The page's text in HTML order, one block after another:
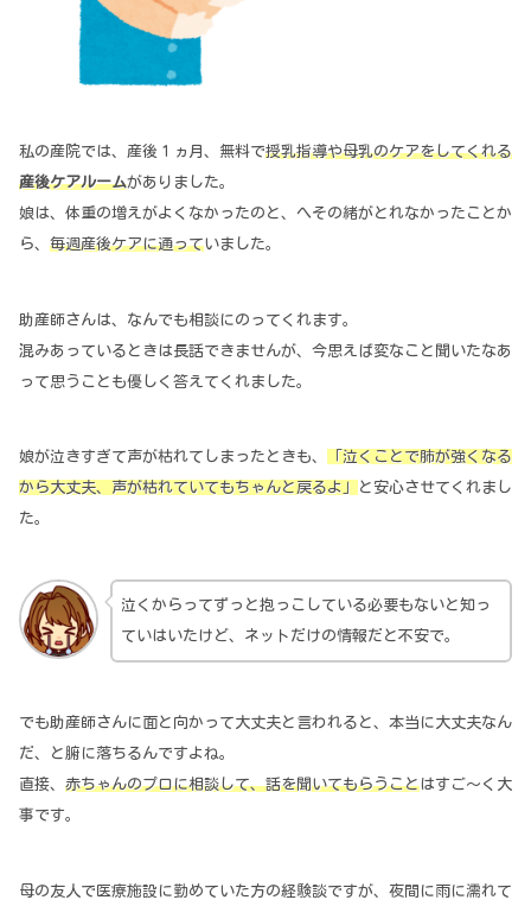
私の産院では、産後１ヵ月、無料で授乳指導や母乳のケアをしてくれる
産後ケアルームがありました。
娘は、体重の増えがよくなかったのと、へその緒がとれなかったことか
ら、 毎週産後ケアに通っていました。
助産師さんは、なんでも相談にのってくれます。
混みあっているときは長話できませんが、今思えば変なこと聞いたなあ
って思うことも優しく答えてくれました。
娘が泣きすぎて声が枯れてしまったときも、
「泣くことで肺が強くなる
から大丈夫、声が枯れていてもちゃんと戻るよ」
と安心させてくれまし
た。
泣くからってずっと抱っこしている必要もないと知っ
ていはいたけど、ネットだけの情報だと不安で。
でも助産師さんに面と向かって大丈夫と言われると、本当に大丈夫なん
だ、と腑に落ちるんですよね。
直接、 赤ちゃんのプロに相談して、話を聞いてもらうことはすご～く大
事です。
母の友人で医療施設に勤めていた方の経験談ですが、夜間に雨に濡れて